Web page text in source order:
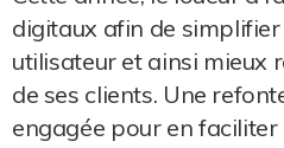
digitaux afin de simplifier
utilisateur et ainsi mieux
de ses clients. Une
engagée pour en